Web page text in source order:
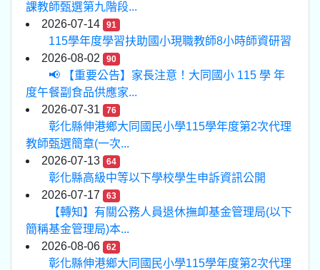
課教師甄選第九階段...
2026-07-14
91
115學年度學習扶助國小現職教師8小時師資研習
2026-08-02
90
📢 【重要公告】家長注意！大同國小 115 學 年
度午餐副食品供應家...
2026-07-31
76
彰化縣伸港鄉大同國民小學115學年度第2次代理
教師甄選簡章(一次...
2026-07-13
64
彰化縣高級中等以下學校學生申訴資訊公開
2026-07-17
63
【轉知】有關公務人員退休撫卹基金管理局(以下
簡稱基金管理局)本...
2026-08-06
62
彰化縣伸港鄉大同國民小學115學年度第2次代理